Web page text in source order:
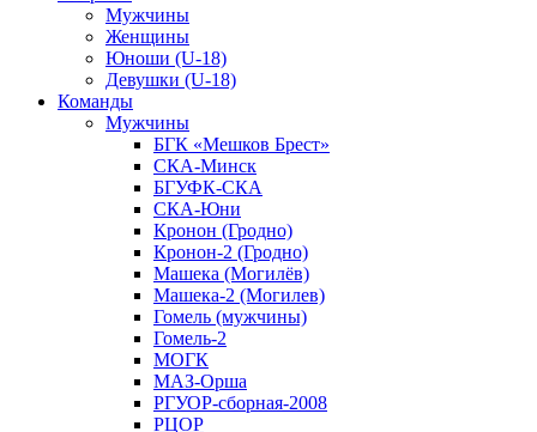
Мужчины
Женщины
Юноши (U-18)
Девушки (U-18)
Команды
Мужчины
БГК «Мешков Брест»
СКА-Минск
БГУФК-СКА
СКА-Юни
Кронон (Гродно)
Кронон-2 (Гродно)
Машека (Могилёв)
Машека-2 (Могилев)
Гомель (мужчины)
Гомель-2
МОГК
МАЗ-Орша
РГУОР-сборная-2008
РЦОР